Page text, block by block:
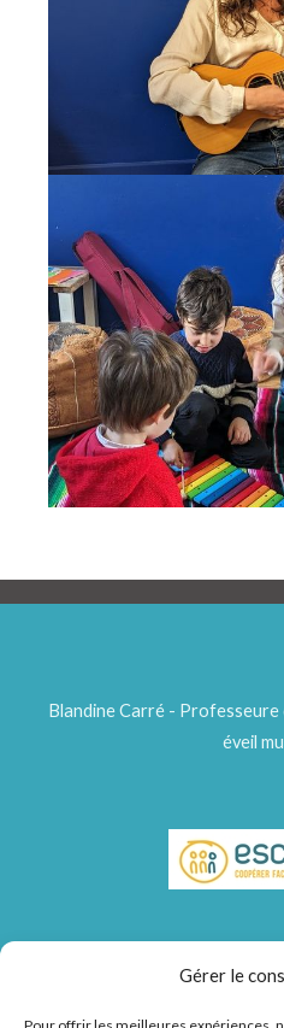
Gérer le
Blandine Carré -
éveil